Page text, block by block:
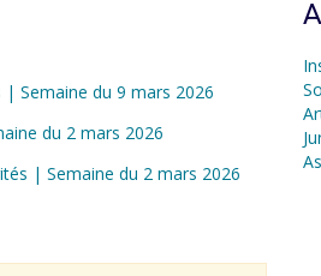
Semaine du 9 mars 2026
du 2 mars 2026
| Semaine du 2 mars 2026